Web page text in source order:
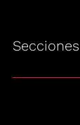
Secciones